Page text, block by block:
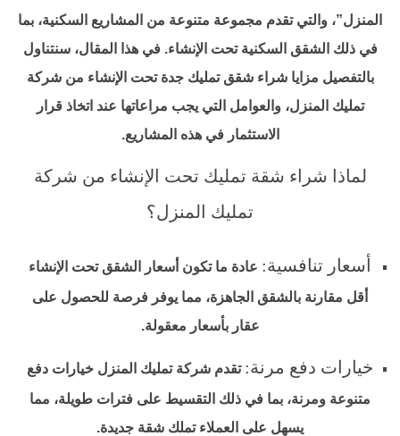
المنزل”، والتي تقدم مجموعة متنوعة من المشاريع السكنية، بما
في ذلك الشقق السكنية تحت الإنشاء. في هذا المقال، سنتناول
بالتفصيل مزايا شراء شقق تمليك جدة تحت الإنشاء من شركة
تمليك المنزل، والعوامل التي يجب مراعاتها عند اتخاذ قرار
الاستثمار في هذه المشاريع.
لماذا شراء شقة تمليك تحت الإنشاء من شركة
تمليك المنزل؟
أسعار تنافسية: عادة ما تكون أسعار الشقق تحت الإنشاء
أقل مقارنة بالشقق الجاهزة، مما يوفر فرصة للحصول على
عقار بأسعار معقولة.
خيارات دفع مرنة: تقدم شركة تمليك المنزل خيارات دفع
متنوعة ومرنة، بما في ذلك التقسيط على فترات طويلة، مما
يسهل على العملاء تملك شقة جديدة.